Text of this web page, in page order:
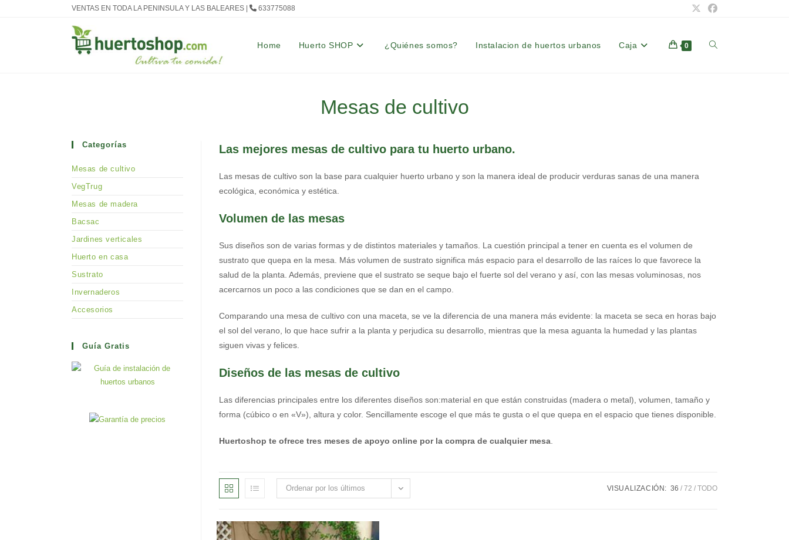
VENTAS EN TODA LA PENINSULA Y LAS BALEARES | 633775088
Home Huerto SHOP ¿Quiénes somos? Instalacion de huertos urbanos Caja 0 Alternar
Mesas de cultivo
Las mejores mesas de cultivo para tu huerto urbano.
Las mesas de cultivo son la base para cualquier huerto urbano y son la manera ideal de producir verduras sanas de una manera
ecológica, económica y estética.
Volumen de las mesas
Sus diseños son de varias formas y de distintos materiales y tamaños. La cuestión principal a tener en cuenta es el volumen de
sustrato que quepa en la mesa. Más volumen de sustrato significa más espacio para el desarrollo de las raíces lo que favorece la
salud de la planta. Además, previene que el sustrato se seque bajo el fuerte sol del verano y así, con las mesas voluminosas, nos
acercarnos un poco a las condiciones que se dan en el campo.
Comparando una mesa de cultivo con una maceta, se ve la diferencia de una manera más evidente: la maceta se seca en horas bajo
el sol del verano, lo que hace sufrir a la planta y perjudica su desarrollo, mientras que la mesa aguanta la humedad y las plantas
siguen vivas y felices.
Diseños de las mesas de cultivo
Las diferencias principales entre los diferentes diseños son:material en que están construidas (madera o metal), volumen, tamaño y
forma (cúbico o en «V»), altura y color. Sencillamente escoge el que más te gusta o el que quepa en el espacio que tienes disponible.
Huertoshop te ofrece tres meses de apoyo online por la compra de cualquier mesa
Ordenar por los últimos VISUALIZACIÓN: 36 72 TODO
Categorías
Mesas de cultivo
VegTrug
Mesas de madera
Bacsac
Jardines verticales
Huerto en casa
Sustrato
Invernaderos
Accesorios
Guía Gratis